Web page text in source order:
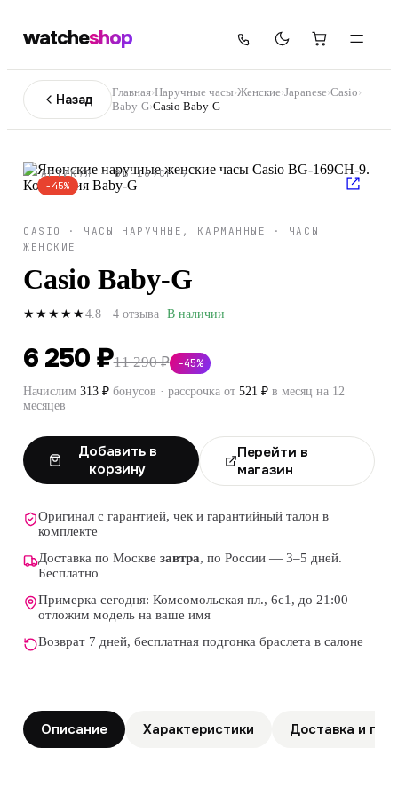
watcheshop
Назад Главная›Наручные часы›Женские›Japanese›Casio›
Baby-G›Casio Baby-G
− 45%
АРТИКУЛ ·BG-169CH-9
CASIO · ЧАСЫ НАРУЧНЫЕ, КАРМАННЫЕ · ЧАСЫ
ЖЕНСКИЕ
Casio Baby-G
★★★★★4.8 · 4 отзыва ·В наличии
6 250 ₽11 290 ₽ −45%
Начислим 313 ₽ бонусов · рассрочка от 521 ₽ в месяц на 12
месяцев
Добавить в
корзину
Перейти в
магазин
Оригинал с гарантией, чек и гарантийный талон в
комплекте
Доставка по Москве завтра, по России — 3–5 дней.
Бесплатно
Примерка сегодня: Комсомольская пл., 6с1, до 21:00 —
отложим модель на ваше имя
Возврат 7 дней, бесплатная подгонка браслета в салоне
Описание Характеристики Доставка и